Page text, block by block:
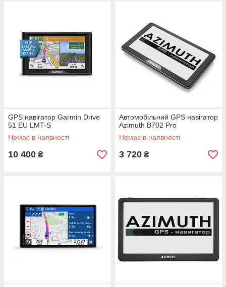
GPS навігатор Garmin Drive
51 EU LMT-S
Немає в наявності
10 400 ₴
Автомобільний GPS навігатор
Azimuth B702 Pro
Немає в наявності
3 720 ₴